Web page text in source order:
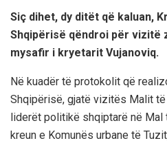
Siç dihet, dy ditët që kaluan,
Shqipërisë qëndroi për vizitë
mysafir i kryetarit Vujanoviq.
Në kuadër të protokolit që
Shqipërisë, gjatë vizitës Malit
liderët politikë shqiptarë në
kreun e Komunës urbane të